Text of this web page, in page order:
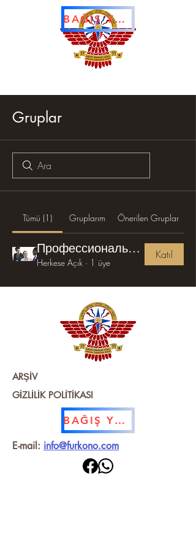
BAĞIŞ YAPMAK
Gruplar
Tümü (1) Gruplarım Önerilen Gruplar
Профессиональная группа
Herkese Açık · 1 üye
Katıl
ARŞİV
GİZLİLİK POLİTİKASI
BAĞIŞ YAPMAK
E-mail: info@furkono.com